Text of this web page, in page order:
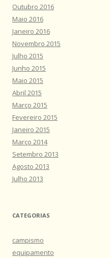
Outubro 2016
Maio 2016
Janeiro 2016
Novembro 2015
Julho 2015
Junho 2015
Maio 2015
Abril 2015
Março 2015
Fevereiro 2015
Janeiro 2015
Março 2014
Setembro 2013
Agosto 2013
Julho 2013
CATEGORIAS
campismo
equipamento